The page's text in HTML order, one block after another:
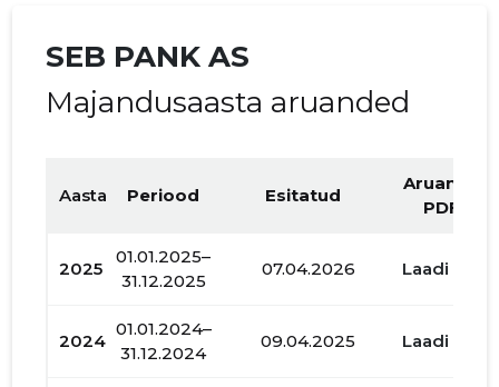
SEB PANK AS
Majandusaasta aruanded
Aasta Periood Esitatud
Aruande
PDF
2025
01.01.2025–
31.12.2025
07.04.2026 Laadi alla
2024
01.01.2024–
31.12.2024
09.04.2025 Laadi alla